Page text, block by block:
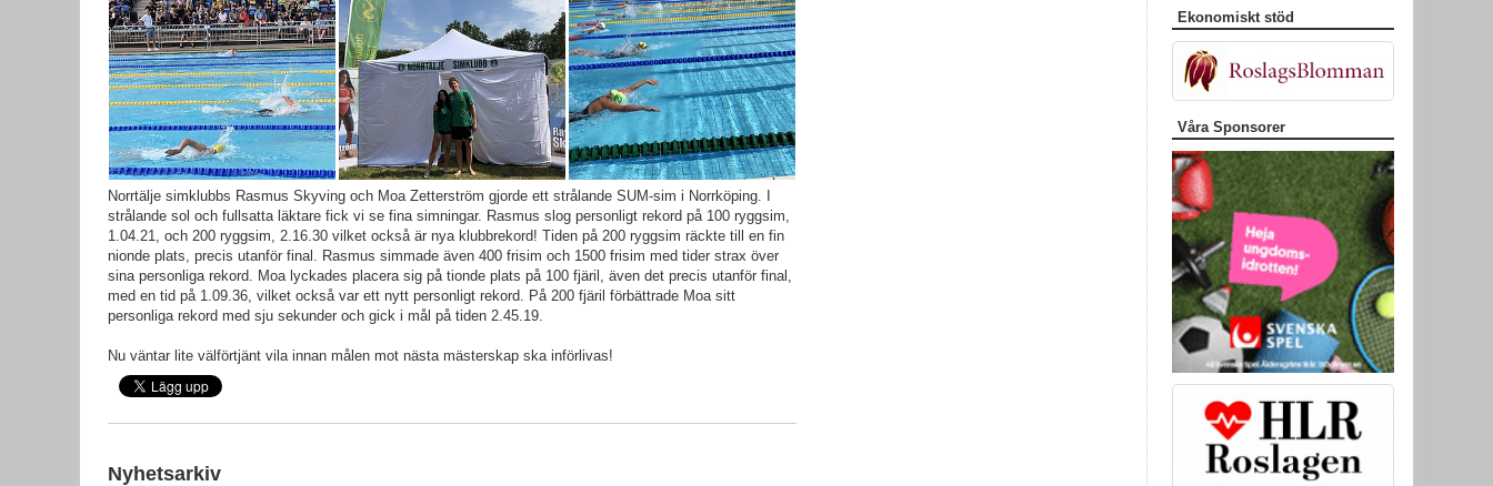
Norrtälje simklubbs Rasmus Skyving och Moa Zetterström gjorde ett strålande SUM-sim i Norrköping. I
strålande sol och fullsatta läktare fick vi se fina simningar. Rasmus slog personligt rekord på 100 ryggsim,
1.04.21, och 200 ryggsim, 2.16.30 vilket också är nya klubbrekord! Tiden på 200 ryggsim räckte till en fin
nionde plats, precis utanför final. Rasmus simmade även 400 frisim och 1500 frisim med tider strax över
sina personliga rekord. Moa lyckades placera sig på tionde plats på 100 fjäril, även det precis utanför final,
med en tid på 1.09.36, vilket också var ett nytt personligt rekord. På 200 fjäril förbättrade Moa sitt
personliga rekord med sju sekunder och gick i mål på tiden 2.45.19.
Nu väntar lite välförtjänt vila innan målen mot nästa mästerskap ska införlivas!
Nyhetsarkiv
Ekonomiskt stöd
Våra Sponsorer